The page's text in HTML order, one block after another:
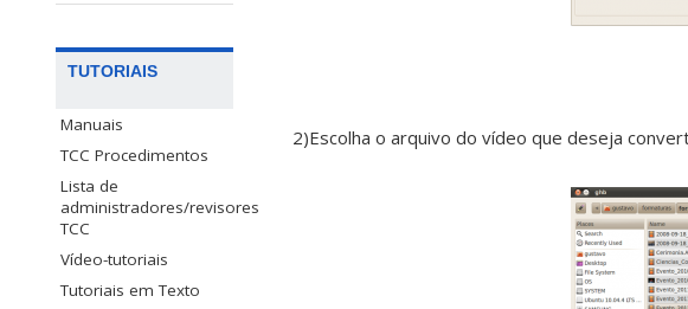
TUTORIAIS
Manuais
TCC Procedimentos
Lista de
administradores/revisores
TCC
Vídeo-tutoriais
Tutoriais em Texto
2)Escolha o arquivo do vídeo que deseja